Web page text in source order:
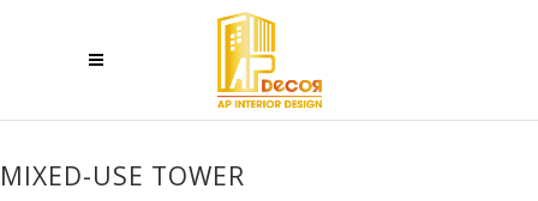
MIXED-USE TOWER